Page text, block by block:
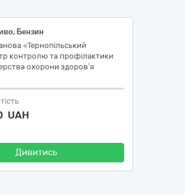
Бензин
«Тернопільський
контролю та профілактики
охорони здоров’я
UAH
Дивитись